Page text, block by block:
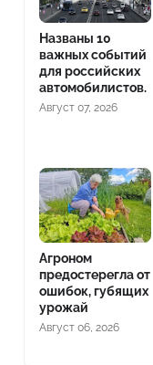
Названы 10
важных событий
для российских
автомобилистов.
Август 07, 2026
Агроном
предостерегла от
ошибок, губящих
урожай
Август 06, 2026